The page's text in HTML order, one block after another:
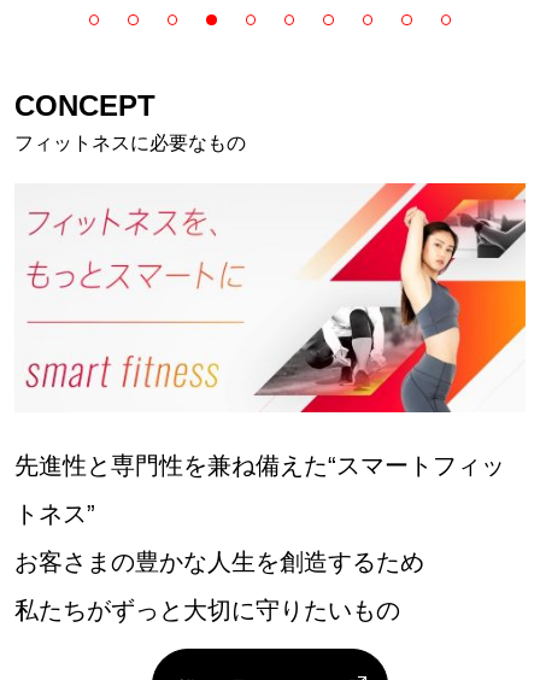
CONCEPT
フィットネスに必要なもの
先進性と専門性を兼ね備えた“スマートフィッ
トネス”
お客さまの豊かな人生を創造するため
私たちがずっと大切に守りたいもの